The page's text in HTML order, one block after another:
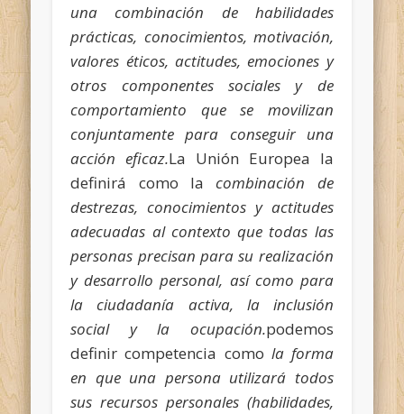
una combinación de habilidades
prácticas, conocimientos, motivación,
valores éticos, actitudes, emociones y
otros componentes sociales y de
comportamiento que se movilizan
conjuntamente para conseguir una
acción eficaz.La Unión Europea la
definirá como lacombinación de
destrezas, conocimientos y actitudes
adecuadas al contexto que todas las
personas precisan para su realización
y desarrollo personal, así como para
la ciudadanía activa, la inclusión
social y la ocupación.podemos
definir competencia como la forma
en que una persona utilizará todos
sus recursos personales (habilidades,